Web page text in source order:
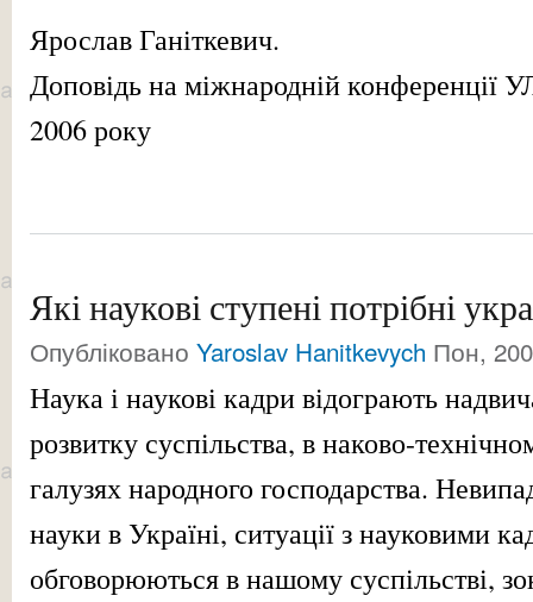
Ярослав Ганіткевич.
Доповідь на міжнародній конференції
2006 року
Які наукові ступені потрібні
Опубліковано Yaroslav Hanitkevych Пон,
Наука і наукові кадри відограють
розвитку суспільства, в наково-
галузях народного господарства.
науки в Україні, ситуації з науковими
обговорюються в нашому суспільстві,